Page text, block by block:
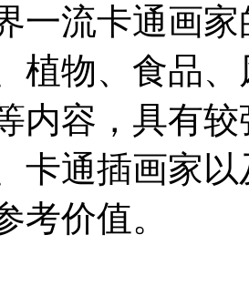
一流卡通画
植物、食品
内容，具有
卡通插画家
考价值。